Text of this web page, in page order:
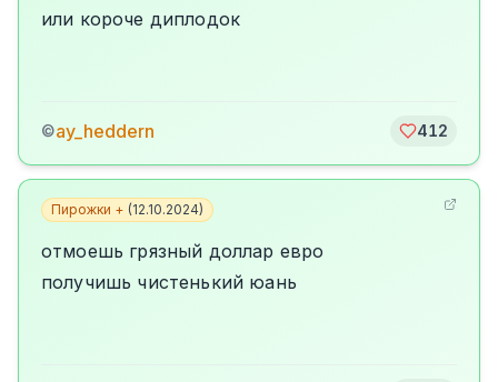
или короче диплодок
©ay_heddern 412
Пирожки + (12.10.2024)
отмоешь грязный доллар евро
получишь чистенький юань